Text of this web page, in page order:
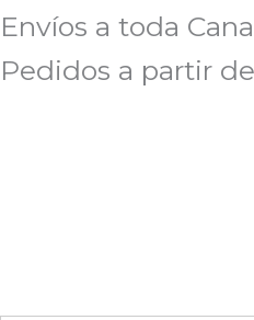
Envíos a toda
Pedidos a partir